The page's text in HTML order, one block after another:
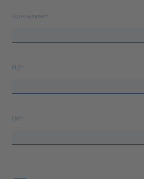
Hausnummer*
PLZ*
Ort*